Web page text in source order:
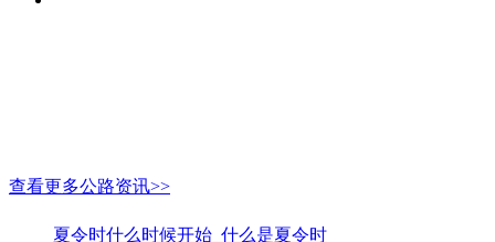
查看更多公路资讯>>
夏令时什么时候开始_什么是夏令时